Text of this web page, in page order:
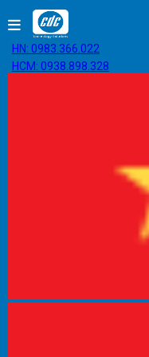
HN: 0983.366.022
HCM: 0938.898.328